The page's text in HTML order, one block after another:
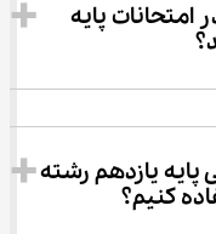
امتحانات پایه
پایه یازدهم رشته